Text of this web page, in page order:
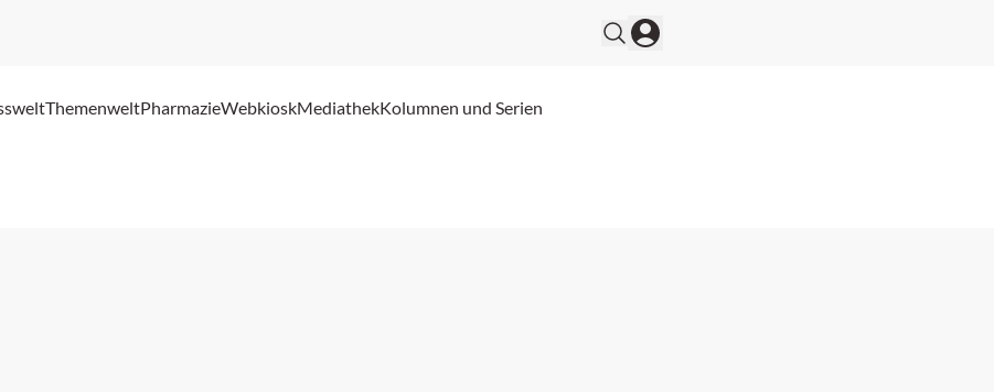
ThemenweltPharmazieWebkioskMediathekKolumnen und Serien